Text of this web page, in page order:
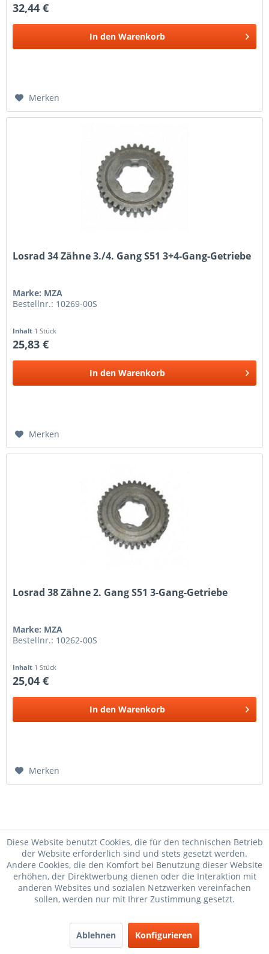
32,44 €
In den Warenkorb
Merken
Losrad 34 Zähne 3./4. Gang S51 3+4-Gang-Getriebe
Marke: MZA
Bestellnr.: 10269-00S
Inhalt 1 Stück
25,83 €
In den Warenkorb
Merken
Losrad 38 Zähne 2. Gang S51 3-Gang-Getriebe
Marke: MZA
Bestellnr.: 10262-00S
Inhalt 1 Stück
25,04 €
In den Warenkorb
Merken
5-Gang O-Ring Losrad 44 Zähne Steckschlüssel
Losrad 44Z Losrad 36Z kleiner
Verschlußstopfe Distanzscheibe
Kugelsatz
Distanzscheibe Abtriebswelle
Diese Website benutzt Cookies, die für den technischen Betrieb
der Website erforderlich sind und stets gesetzt werden.
Andere Cookies, die den Komfort bei Benutzung dieser Website
erhöhen, der Direktwerbung dienen oder die Interaktion mit
anderen Websites und sozialen Netzwerken vereinfachen
sollen, werden nur mit Ihrer Zustimmung gesetzt.
Ablehnen Konfigurieren